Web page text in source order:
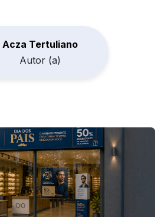
Acza Tertuliano
Autor (a)